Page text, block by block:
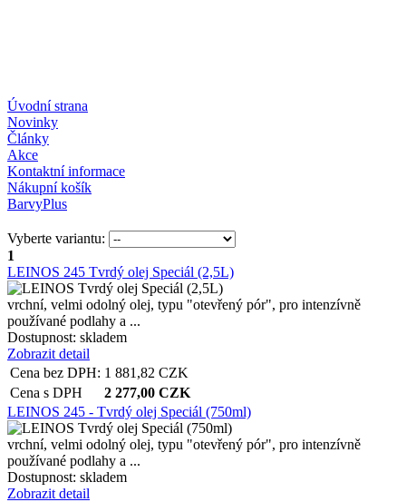
Úvodní strana
Novinky
Články
Akce
Kontaktní informace
Nákupní košík
BarvyPlus
Vyberte variantu:
1
LEINOS 245 Tvrdý olej Speciál (2,5L)
vrchní, velmi odolný olej, typu "otevřený pór", pro intenzívně
používané podlahy a ...
Dostupnost: skladem
Zobrazit detail
Cena bez DPH: 1 881,82 CZK
Cena s DPH
2 277,00 CZK
LEINOS 245 - Tvrdý olej Speciál (750ml)
vrchní, velmi odolný olej, typu "otevřený pór", pro intenzívně
používané podlahy a ...
Dostupnost: skladem
Zobrazit detail